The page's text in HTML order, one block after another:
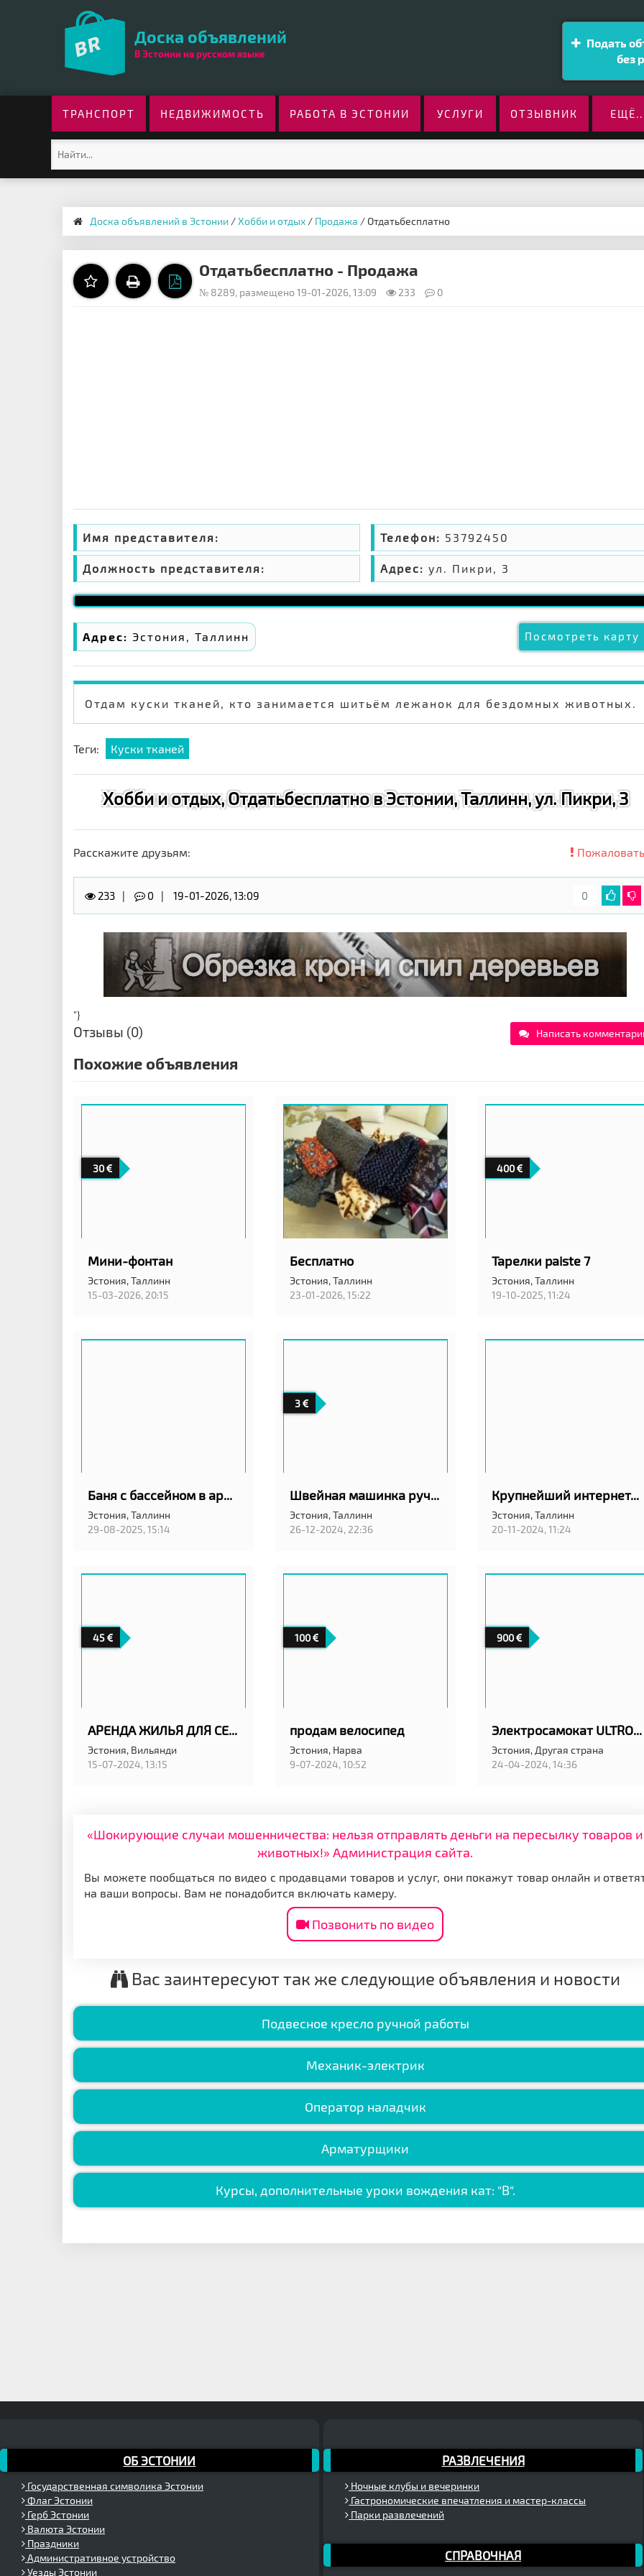
Доска объявлений
В Эстонии на русском языке
Подать
без
ТРАНСПОРТ НЕДВИЖИМОСТЬ РАБОТА В ЭСТОНИИ УСЛУГИ ОТЗЫВНИК
Доска объявлений в Эстонии /Хобби и отдых / Продажа / Отдатьбесплатно
Отдатьбесплатно - Продажа
№ 8289, размещено 19-01-2026, 13:09 233 0
Имя представителя:
Должность представителя:
Телефон: 53792450
Адрес: ул. Пикри, 3
Адрес: Эстония, Таллинн Посмотреть карту
Отдам куски тканей, кто занимается шитьём лежанок для бездомных животных.
Теги: Куски тканей
Хобби и отдых, Отдатьбесплатно в Эстонии, Таллинн, ул. Пикри, 3
Расскажите друзьям:
233 0 19-01-2026, 13:09 0
"}
Отзывы (0) Написать
Похожие объявления
30
Мини-фонтан
Эстония,Таллинн
15-03-2026, 20:15
Бесплатно
Эстония,Таллинн
23-01-2026, 15:22
400
Тарелки paiste 7
Эстония,Таллинн
19-10-2025, 11:24
Баня с бассейном в аренду
Эстония,Таллинн
29-08-2025, 15:14
3
Швейная машинка ручная
Эстония,Таллинн
26-12-2024, 22:36
Крупнейший интернет-магазин в Эстонии. Широчайший выбор товаров по отличным ценам!
Эстония,Таллинн
20-11-2024, 11:24
45
АРЕНДА ЖИЛЬЯ ДЛЯ СЕМЕЙНОГО ОТДЫХА РЯДОМ С ЧУДСКИМ ОЗЕРОМ
Эстония, Вильянди
15-07-2024, 13:15
100
продам велосипед
Эстония, Нарва
9-07-2024, 10:52
900
Электросамокат ULTRON T108 PRO
Эстония, Другая страна
24-04-2024, 14:36
«Шокирующие случаи мошенничества: нельзя отправлять деньги на пересылку товаров и
животных!» Администрация сайта.
Вы можете пообщаться по видео с продавцами товаров и услуг, они покажут товар онлайн и
на ваши вопросы. Вам не понадобится включать камеру.
Позвонить по видео
Вас заинтересуют так же следующие объявления и новости
Подвесное кресло ручной работы
Механик-электрик
Оператор наладчик
Арматурщики
Курсы, дополнительные уроки вождения кат: "B".
РАЗВЛЕЧЕНИЯ
Ночные клубы и вечеринки
Гастрономические впечатления и мастер-классы
Парки развлечений
СПРАВОЧНАЯ
ОБ ЭСТОНИИ
Государственная символика Эстонии
Флаг Эстонии
Герб Эстонии
Валюта Эстонии
Праздники
Административное устройство
Уезды Эстонии